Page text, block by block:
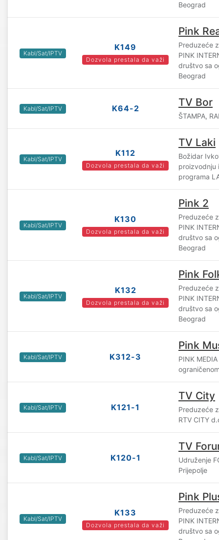
Beograd
Kabl/Sat/IPTV
K149
Dozvola prestala da važi
Pink
Preduzeće
PINK
društvo sa
Beograd
Kabl/Sat/IPTV K64-2 TV Bor
ŠTAMPA,
Kabl/Sat/IPTV
K112
Dozvola prestala da važi
TV Laki
Božidar
proizvodnju
programa
Kabl/Sat/IPTV
K130
Dozvola prestala da važi
Pink 2
Preduzeće
PINK
društvo sa
Beograd
Kabl/Sat/IPTV
K132
Dozvola prestala da važi
Pink
Preduzeće
PINK
društvo sa
Beograd
Kabl/Sat/IPTV K312-3
Pink
PINK
Kabl/Sat/IPTV K121-1
TV City
Preduzeće
RTV CITY
Kabl/Sat/IPTV K120-1
TV
Udruženje
Prijepolje
Kabl/Sat/IPTV
K133
Dozvola prestala da važi
Pink
Preduzeće
PINK
društvo sa